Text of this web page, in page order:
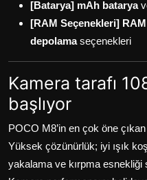
[Batarya] mAh batarya
[RAM Seçenekleri] RAM
depolamaseçenekleri
Kamera tarafı
başlıyor
POCO M8’in en çok öne çıkan
Yüksek çözünürlük; iyi ışık
yakalama ve kırpma esnekliği